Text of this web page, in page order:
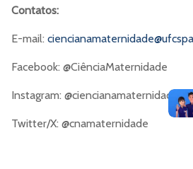
Contatos:
E-mail:
Facebook: @CiênciaMaternidade
Instagram: @ciencianamaternidade
Twitter/X: @cnamaternidade